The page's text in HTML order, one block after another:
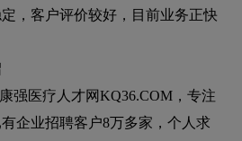
，客户评价较好，目前业务正快
强医疗人才网KQ36.COM，专注
企业招聘客户8万多家，个人求